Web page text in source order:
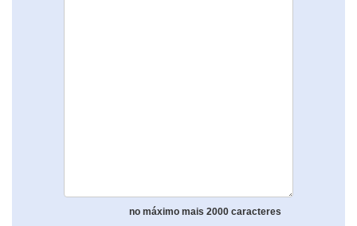
no máximo mais 2000 caracteres